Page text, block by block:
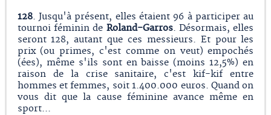
128. Jusqu'à présent, elles étaient 96 à participer au
tournoi féminin de Roland-Garros. Désormais, elles
seront 128, autant que ces messieurs. Et pour les
prix (ou primes, c'est comme on veut) empochés
(ées), même s'ils sont en baisse (moins 12,5%) en
raison de la crise sanitaire, c'est kif-kif entre
hommes et femmes, soit 1.400.000 euros. Quand on
vous dit que la cause féminine avance même en
sport...